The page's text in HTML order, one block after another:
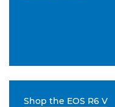
Shop the EOS R6 V